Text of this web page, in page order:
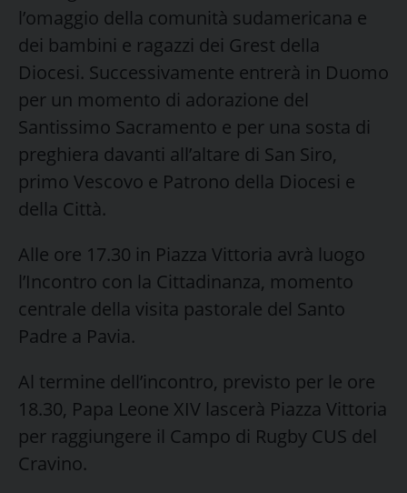
l’omaggio della comunità sudamericana e
dei bambini e ragazzi dei Grest della
Diocesi. Successivamente entrerà in Duomo
per un momento di adorazione del
Santissimo Sacramento e per una sosta di
preghiera davanti all’altare di San Siro,
primo Vescovo e Patrono della Diocesi e
della Città.
Alle ore 17.30 in Piazza Vittoria avrà luogo
l’Incontro con la Cittadinanza, momento
centrale della visita pastorale del Santo
Padre a Pavia.
Al termine dell’incontro, previsto per le ore
18.30, Papa Leone XIV lascerà Piazza Vittoria
per raggiungere il Campo di Rugby CUS del
Cravino.